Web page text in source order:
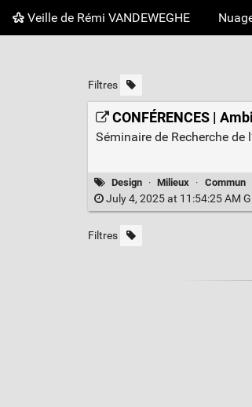
Veille de Rémi VANDEWEGHE
Filtres
CONFÉRENCES |
Séminaire de Recherche
Design · Milieux · Commun
July 4, 2025 at 11:54:25 AM
Filtres